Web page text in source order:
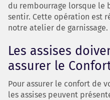
du rembourrage lorsque
sentir. Cette opération est
notre atelier de garnissage.
Les assises
assurer le
Pour assurer le confort de
les assises peuvent